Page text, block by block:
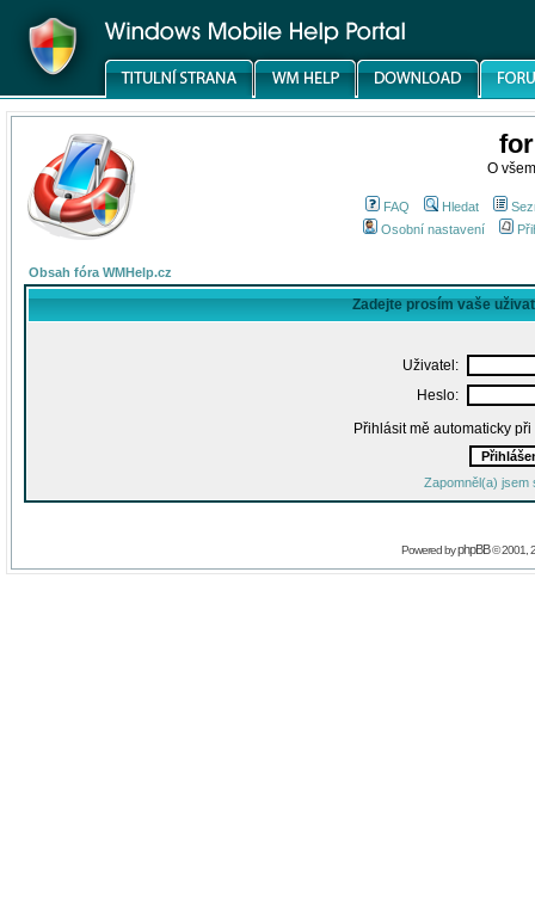
O
FAQ Hledat
Osobní nastavení
Obsah fóra WMHelp.cz
Zadejte prosím vaše
Uživatel:
Heslo:
Přihlásit mě automaticky
Zapomněl(a) jsem
Powered byphpBB© 2001,